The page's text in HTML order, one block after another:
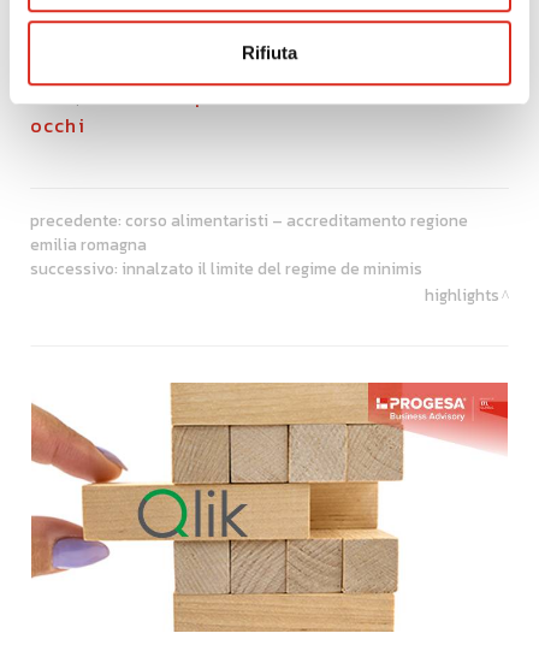
Rifiuta
la soluzione di analytics basate sul
cloud,contattaciper vedere la demo con i tuoi
occhi
precedente: corso alimentaristi – accreditamento regione
emilia romagna
successivo: innalzato il limite del regime de minimis
highlights